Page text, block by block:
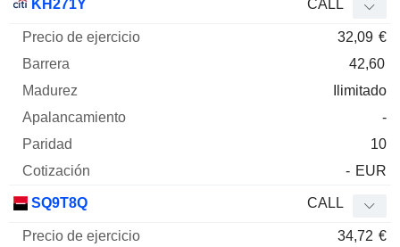
KH271Y CALL
32,09 €
42,60
Ilimitado
-
10
- EUR
SQ9T8Q CALL
34,72 €